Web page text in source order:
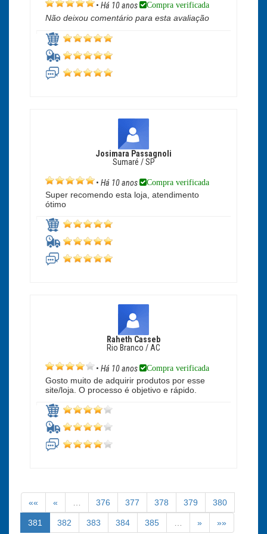
• Há 10 anos Compra verificada
Não deixou comentário para esta avaliação
Josimara Passagnoli
Sumaré / SP
• Há 10 anos Compra verificada
Super recomendo esta loja, atendimento
ótimo
Raheth Casseb
Rio Branco / AC
• Há 10 anos Compra verificada
Gosto muito de adquirir produtos por esse
site/loja. O processo é objetivo e rápido.
«« « 376 377 378 379 380
381 382 383 384 385 » »»